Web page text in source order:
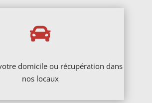

domicile ou récupération dans
nos locaux